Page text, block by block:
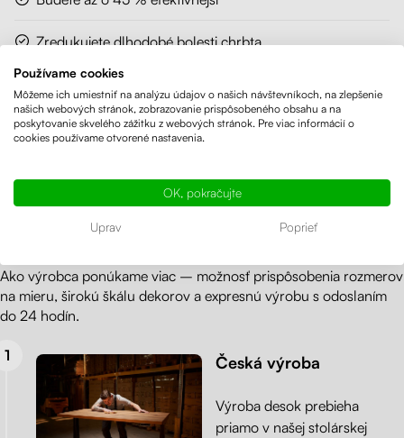
Zredukujete dlhodobé bolesti chrbta
Obmedzíte nadváhu
Uľavíte krčnej chrbtici a posilníte svalstvo
Prečo si vybrať výškovo nastaviteľný
stôl od spoločnosti Liftor?
Ako výrobca ponúkame viac – možnosť prispôsobenia rozmerov
na mieru, širokú škálu dekorov a expresnú výrobu s odoslaním
do 24 hodín.
Česká výroba
Výroba desok prebieha
priamo v našej stolárskej
Používame cookies
Môžeme ich umiestniť na analýzu údajov o našich návštevníkoch, na zlepšenie
našich webových stránok, zobrazovanie prispôsobeného obsahu a na
poskytovanie skvelého zážitku z webových stránok. Pre viac informácií o
cookies používame otvorené nastavenia.
OK, pokračujte
Uprav Poprieť